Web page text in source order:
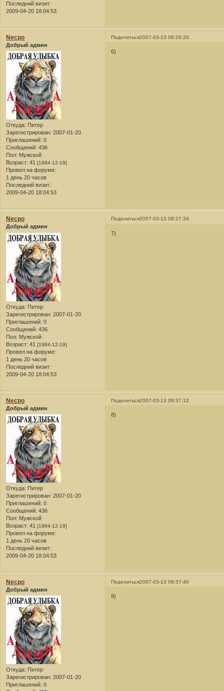
Последний визит:
2009-04-20 18:04:53
Поделиться2007-03-13 08:26:20
Necpo
Добрый админ
Откуда: Питер
Зарегистрирован: 2007-01-20
Приглашений: 0
Сообщений: 436
Пол: Мужской
Возраст: 41 [1984-12-19]
Провел на форуме:
1 день 20 часов
Последний визит:
2009-04-20 18:04:53
6)
Поделиться2007-03-13 08:27:34
Necpo
Добрый админ
Откуда: Питер
Зарегистрирован: 2007-01-20
Приглашений: 0
Сообщений: 436
Пол: Мужской
Возраст: 41 [1984-12-19]
Провел на форуме:
1 день 20 часов
Последний визит:
2009-04-20 18:04:53
7)
Поделиться2007-03-13 08:37:12
Necpo
Добрый админ
Откуда: Питер
Зарегистрирован: 2007-01-20
Приглашений: 0
Сообщений: 436
Пол: Мужской
Возраст: 41 [1984-12-19]
Провел на форуме:
1 день 20 часов
Последний визит:
2009-04-20 18:04:53
8)
Поделиться2007-03-13 08:37:40
Necpo
Добрый админ
Откуда: Питер
Зарегистрирован: 2007-01-20
Приглашений: 0
9)